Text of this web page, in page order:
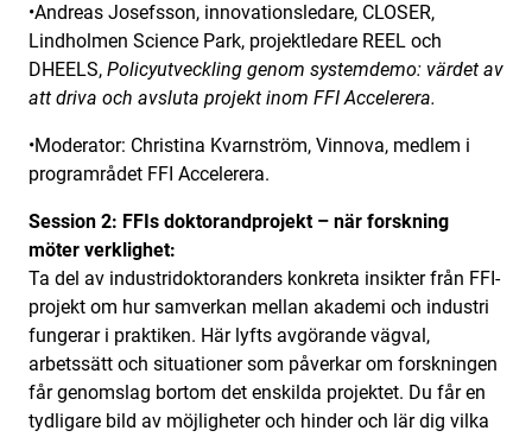
•Andreas Josefsson, innovationsledare, CLOSER,
Lindholmen Science Park, projektledare REEL och
DHEELS, Policyutveckling genom systemdemo: värdet av
att driva och avsluta projekt inom FFI Accelerera.
•Moderator: Christina Kvarnström, Vinnova, medlem i
programrådet FFI Accelerera.
Session 2: FFIs doktorandprojekt – när forskning
möter verklighet:
Ta del av industridoktoranders konkreta insikter från FFI-
projekt om hur samverkan mellan akademi och industri
fungerar i praktiken. Här lyfts avgörande vägval,
arbetssätt och situationer som påverkar om forskningen
får genomslag bortom det enskilda projektet. Du får en
tydligare bild av möjligheter och hinder och lär dig vilka